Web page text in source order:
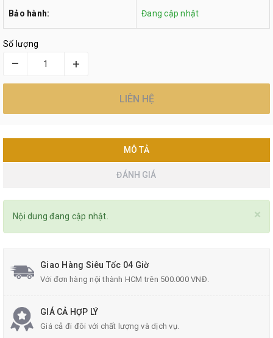
Bảo hành: Đang cập nhật
Số lượng
– +
LIÊN HỆ
MÔ TẢ
ĐÁNH GIÁ
×
Nội dung đang cập nhật.
Giao Hàng Siêu Tốc 04 Giờ
Với đơn hàng nội thành HCM trên 500.000 VNĐ.
GIÁ CẢ HỢP LÝ
Giá cả đi đôi với chất lượng và dịch vụ.